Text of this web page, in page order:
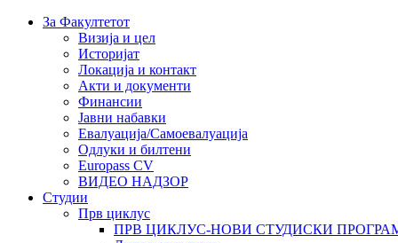
За Факултетот
Визија и цел
Историјат
Локација и контакт
Акти и документи
Финансии
Јавни набавки
Евалуација/Самоевалуација
Одлуки и билтени
Europass CV
ВИДЕО НАДЗОР
Студии
Прв циклус
ПРВ ЦИКЛУС-НОВИ СТУДИСКИ